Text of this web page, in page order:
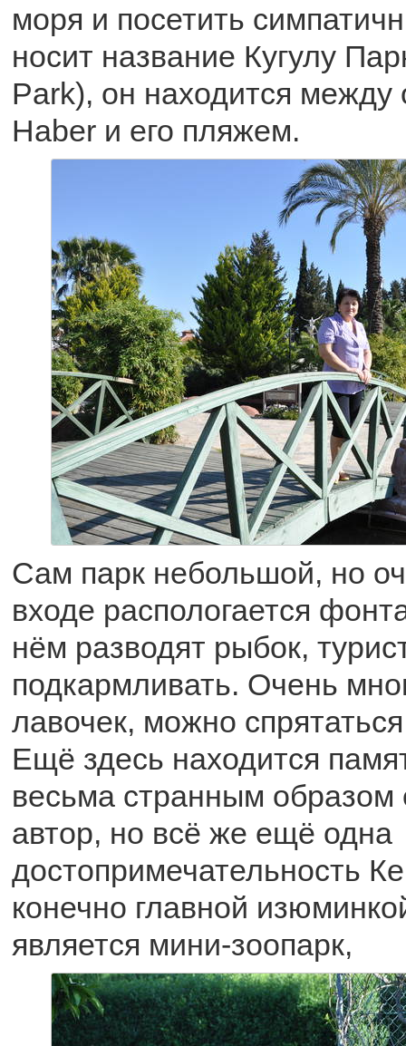
моря и посетить
носит название Кугулу
Park), он находится между
Haber и его пляжем.
Сам парк небольшой, но
входе распологается
нём разводят рыбок,
подкармливать. Очень
лавочек, можно
Ещё здесь находится
весьма странным образом
автор, но всё же ещё одна
достопримечательность
конечно главной
является мини-зоопарк,